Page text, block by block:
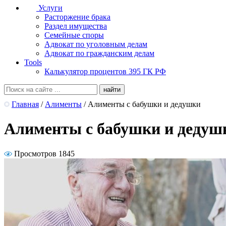
Услуги
Расторжение брака
Раздел имущества
Семейные споры
Адвокат по уголовным делам
Адвокат по гражданским делам
Tools
Калькулятор процентов 395 ГК РФ
Главная / Алименты / Алименты с бабушки и дедушки
Алименты с бабушки и
Просмотров 1845